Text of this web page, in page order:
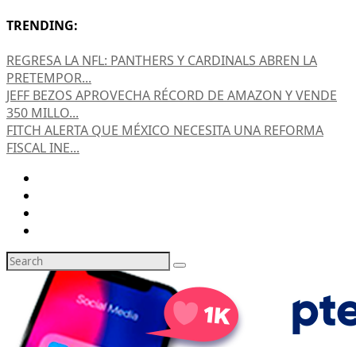
TRENDING:
REGRESA LA NFL: PANTHERS Y CARDINALS ABREN LA
PRETEMPOR...
JEFF BEZOS APROVECHA RÉCORD DE AMAZON Y VENDE
350 MILLO...
FITCH ALERTA QUE MÉXICO NECESITA UNA REFORMA
FISCAL INE...